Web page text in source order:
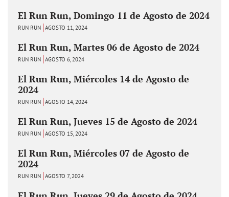
El Run Run, Domingo 11 de Agosto de 2024
RUN RUN AGOSTO 11, 2024
El Run Run, Martes 06 de Agosto de 2024
RUN RUN AGOSTO 6, 2024
El Run Run, Miércoles 14 de Agosto de
2024
RUN RUN AGOSTO 14, 2024
El Run Run, Jueves 15 de Agosto de 2024
RUN RUN AGOSTO 15, 2024
El Run Run, Miércoles 07 de Agosto de
2024
RUN RUN AGOSTO 7, 2024